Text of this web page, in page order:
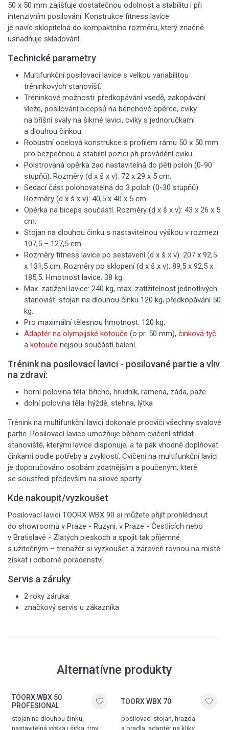
50 x 50 mm zajišťuje dostatečnou odolnost a stabilitu i při
intenzivním posilování. Konstrukce fitness lavice
je navíc sklopitelná do kompaktního rozměru, který značně
usnadňuje skladování.
Technické parametry
Multifunkční posilovací lavice s velkou variabilitou
tréninkových stanovišť.
Tréninkové možnosti: předkopávání vsedě, zakopávání
vleže, posilování bicepsů na benchové opěrce, cviky
na břišní svaly na šikmé lavici, cviky s jednoručkami
a dlouhou činkou.
Robustní ocelová konstrukce s profilem rámu 50 x 50 mm
pro bezpečnou a stabilní pozici při provádění cviku.
Polstrovaná opěrka zad nastavitelná do pěti poloh (0-90
stupňů). Rozměry (d x š x v): 72 x 29 x 5 cm.
Sedací část polohovatelná do 3 poloh (0-30 stupňů).
Rozměry (d x š x v): 40,5 x 40 x 5 cm.
Opěrka na biceps součástí. Rozměry (d x š x v): 43 x 26 x 5
cm.
Stojan na dlouhou činku s nastavitelnou výškou v rozmezí
107,5 – 127,5 cm.
Rozměry fitness lavice po sestavení (d x š x v): 207 x 92,5
x 131,5 cm. Rozměry po sklopení (d x š x v): 89,5 x 92,5 x
185,5. Hmotnost lavice: 38 kg.
Max. zatížení lavice: 240 kg, max. zatížitelnost jednotlivých
stanovišť: stojan na dlouhou činku 120 kg, předkopávání 50
kg.
Pro maximální tělesnou hmotnost: 120 kg.
Adaptér na olympijské kotouče (o pr. 50 mm), činková tyč
a kotouče nejsou součástí balení.
Trénink na posilovací lavici - posilované partie a vliv
na zdraví:
horní polovina těla: břicho, hrudník, ramena, záda, paže
dolní polovina těla: hýždě, stehna, lýtka
Trénink na multifunkční lavici dokonale procvičí všechny svalové
partie. Posilovací lavice umožňuje během cvičení střídat
stanoviště, kterými lavice disponuje, a ta pak vhodně doplňovat
činkami podle potřeby a zvyklostí. Cvičení na multifunkční lavici
je doporučováno osobám zdatnějším a poučeným, které
se soustředí především na silové sporty.
Kde nakoupit/vyzkoušet
Posilovací lavici TOORX WBX 90 si můžete přijít prohlédnout
do showroomů v Praze - Ruzyni, v Praze - Čestlicích nebo
v Bratislavě - Zlatých pieskoch a spojit tak příjemné
s užitečným – trenažér si vyzkoušet a zároveň rovnou na místě
získat i odborné poradenství.
Servis a záruky
2 roky záruka
značkový servis u zákazníka
Alternatívne produkty
TOORX WBX 50
PROFESIONAL
stojan na dlouhou činku,
nastavitelná výška i šířka, trny
TOORX WBX 70
posilovací stojan, hrazda
a bradla, adaptér na kliky,